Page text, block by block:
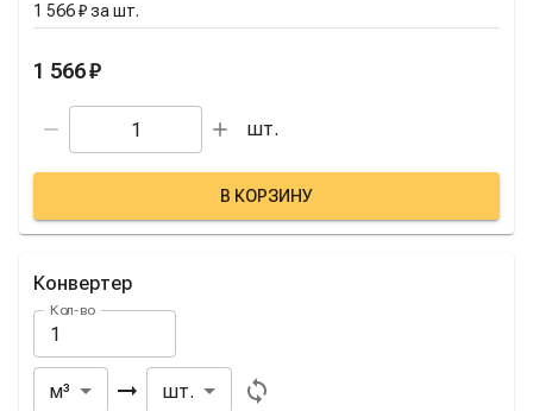
1 566 ₽за шт.
1 566 ₽
шт.
В КОРЗИНУ
Конвертер
Кол-во
Из
м³
В
шт.